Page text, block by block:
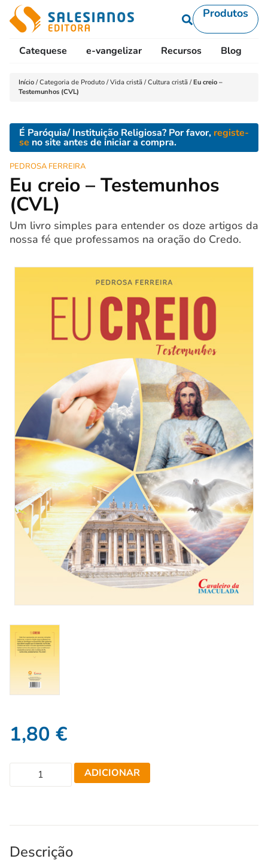
Produtos
Catequese e-vangelizar Recursos Blog
Início /Categoria de Produto /Vida cristã /Cultura cristã /Eu creio –
Testemunhos (CVL)
É Paróquia/ Instituição Religiosa? Por favor, registe-
se no site antes de iniciar a compra.
PEDROSA FERREIRA
Eu creio – Testemunhos
(CVL)
Um livro simples para entender os doze artigos da
nossa fé que professamos na oração do Credo.
1,80 €
ADICIONAR
Descrição